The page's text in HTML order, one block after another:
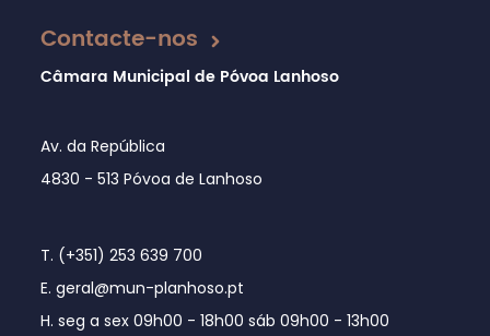
Contacte-nos
Câmara Municipal de Póvoa Lanhoso
Av. da República
4830 - 513 Póvoa de Lanhoso
T. (+351) 253 639 700
E. geral@mun-planhoso.pt
H. seg a sex 09h00 - 18h00 sáb 09h00 - 13h00